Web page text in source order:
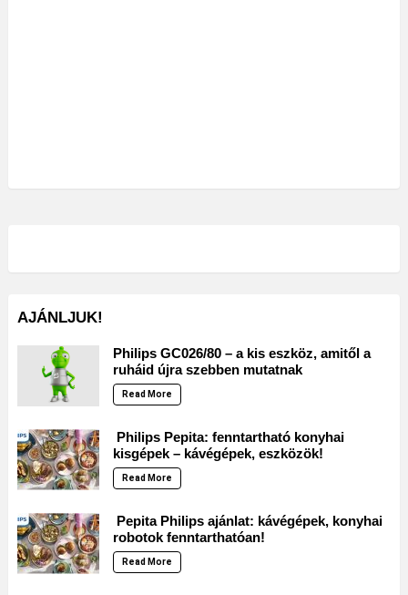
AJÁNLJUK!
Philips GC026/80 – a kis eszköz, amitől a
ruháid újra szebben mutatnak
Read More
Philips Pepita: fenntartható konyhai
kisgépek – kávégépek, eszközök!
Read More
Pepita Philips ajánlat: kávégépek, konyhai
robotok fenntarthatóan!
Read More